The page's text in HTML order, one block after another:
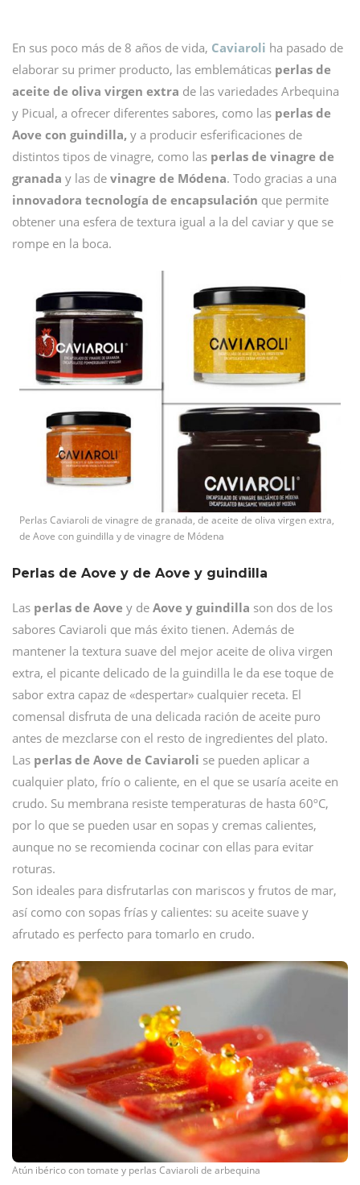
En sus poco más de 8 años de vida, Caviaroli ha pasado de
elaborar su primer producto, las emblemáticas perlas de
aceite de oliva virgen extra de las variedades Arbequina
y Picual, a ofrecer diferentes sabores, como las perlas de
Aove con guindilla, y a producir esferificaciones de
distintos tipos de vinagre, como las perlas de vinagre de
granada y las de vinagre de Módena. Todo gracias a una
innovadora tecnología de encapsulación que permite
obtener una esfera de textura igual a la del caviar y que se
rompe en la boca.
Perlas Caviaroli de vinagre de granada, de aceite de oliva virgen extra,
de Aove con guindilla y de vinagre de Módena
Perlas de Aove y de Aove y guindilla
Las perlas de Aove y de Aove y guindilla son dos de los
sabores Caviaroli que más éxito tienen. Además de
mantener la textura suave del mejor aceite de oliva virgen
extra, el picante delicado de la guindilla le da ese toque de
sabor extra capaz de «despertar» cualquier receta. El
comensal disfruta de una delicada ración de aceite puro
antes de mezclarse con el resto de ingredientes del plato.
Las perlas de Aove de Caviaroli se pueden aplicar a
cualquier plato, frío o caliente, en el que se usaría aceite en
crudo. Su membrana resiste temperaturas de hasta 60ºC,
por lo que se pueden usar en sopas y cremas calientes,
aunque no se recomienda cocinar con ellas para evitar
roturas.
Son ideales para disfrutarlas con mariscos y frutos de mar,
así como con sopas frías y calientes: su aceite suave y
afrutado es perfecto para tomarlo en crudo.
Atún ibérico con tomate y perlas Caviaroli de arbequina